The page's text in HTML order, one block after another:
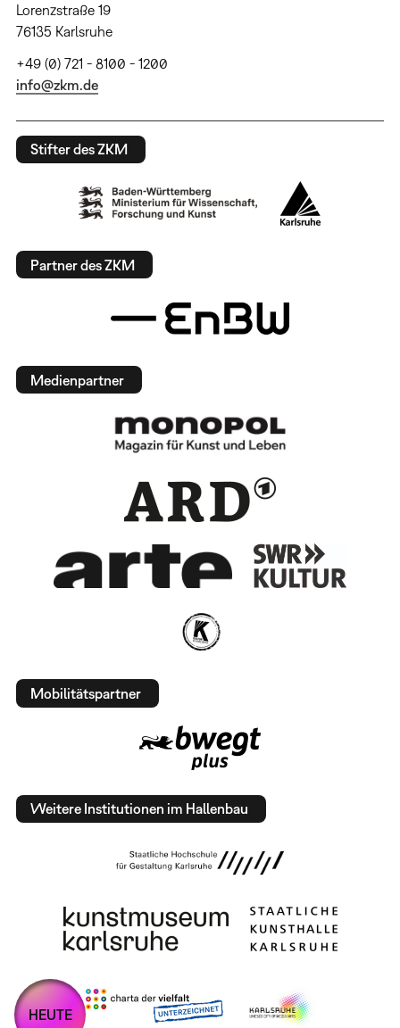
Lorenzstraße 19
76135 Karlsruhe
+49 (0) 721 - 8100 - 1200
info@zkm.de
Stifter des ZKM
Partner des ZKM
Medienpartner
Mobilitätspartner
Weitere Institutionen im Hallenbau
HEUTE